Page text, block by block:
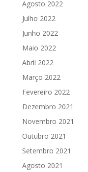
Agosto 2022
Julho 2022
Junho 2022
Maio 2022
Abril 2022
Março 2022
Fevereiro 2022
Dezembro 2021
Novembro 2021
Outubro 2021
Setembro 2021
Agosto 2021